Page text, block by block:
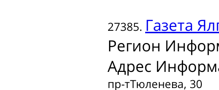
27385. Газета
Регион
Адрес
пр-тТюленева, 30